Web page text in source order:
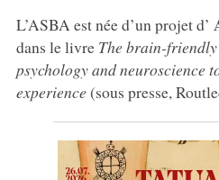
L’ASBA est née d’un projet d’
dans le livre The brain-
psychology and neuroscience
experience(sous presse,